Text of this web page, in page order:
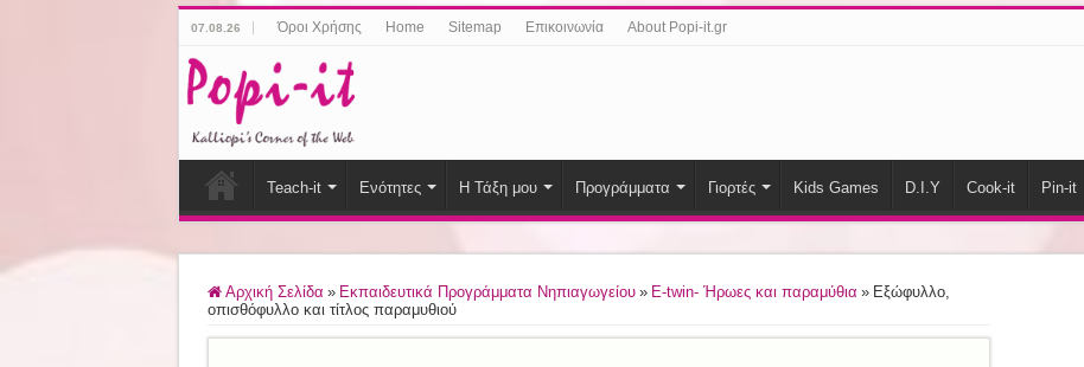
07.08.26 Όροι Χρήσης Home Sitemap Επικοινωνία About Popi-it.gr
Teach-it Ενότητες Η Τάξη μου Προγράμματα Γιορτές Kids Games D.I.Y Cook-it Pin-it
Αρχική Σελίδα » Εκπαιδευτικά Προγράμματα Νηπιαγωγείου » E-twin- Ήρωες και παραμύθια » Εξώφυλλο,
οπισθόφυλλο και τίτλος παραμυθιού